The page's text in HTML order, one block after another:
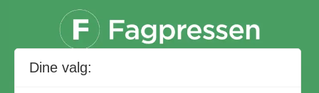
Dine valg: